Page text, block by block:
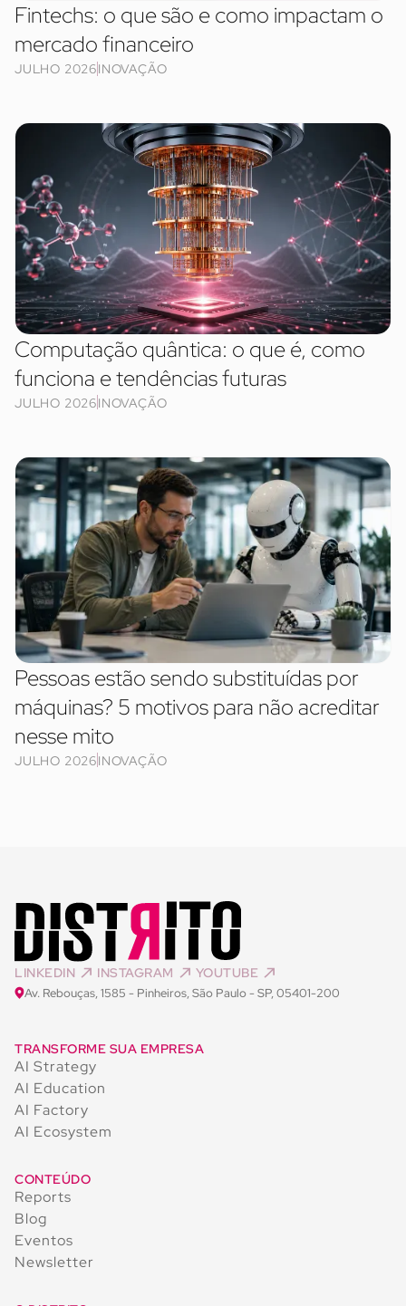
Fintechs: o que são e como impactam o
mercado financeiro
JULHO 2026INOVAÇÃO
Computação quântica: o que é, como
funciona e tendências futuras
JULHO 2026INOVAÇÃO
Pessoas estão sendo substituídas por
máquinas? 5 motivos para não acreditar
nesse mito
JULHO 2026INOVAÇÃO
LINKEDIN INSTAGRAM YOUTUBE
Av. Rebouças, 1585 - Pinheiros, São Paulo - SP, 05401-200
TRANSFORME SUA EMPRESA
AI Strategy
AI Education
AI Factory
AI Ecosystem
CONTEÚDO
Reports
Blog
Eventos
Newsletter